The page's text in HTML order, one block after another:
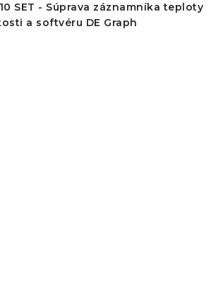
SET - Súprava záznamníka teploty
a softvéru DE Graph